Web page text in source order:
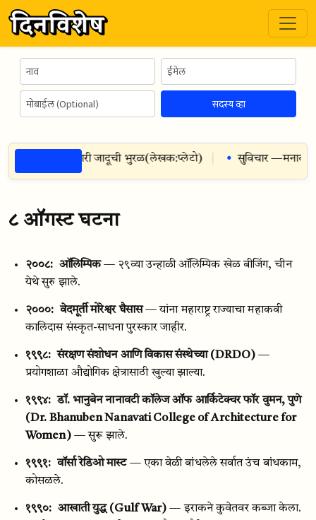
सदस्य व्हा
आत्म्याला पडणारी जादूची भुरळ(लेखक:प्लेटो) सुविचार —मनावर
८ ऑगस्ट घटना
२००८: ऑलिम्पिक — २९व्या उन्हाळी ऑलिम्पिक खेळ बीजिंग, चीन
येथे सुरु झाले.
२०००: वेदमूर्ती मोरेश्वर घैसास — यांना महाराष्ट्र राज्याचा महाकवी
कालिदास संस्कृत-साधना पुरस्कार जाहीर.
१९९८: संरक्षण संशोधन आणि विकास संस्थेच्या (DRDO) —
प्रयोगशाळा औद्योगिक क्षेत्रासाठी खुल्या झाल्या.
१९९४: डॉ. भानुबेन नानावटी कॉलेज ऑफ आर्किटेक्चर फॉर वुमन, पुणे
(Dr. Bhanuben Nanavati College of Architecture for
Women) — सुरू झाले.
१९९१: वॉर्सा रेडिओ मास्ट — एका वेळी बांधलेले सर्वात उंच बांधकाम,
कोसळले.
१९९०: आखाती युद्ध (Gulf War) — इराकने कुवेतवर कब्जा केला.